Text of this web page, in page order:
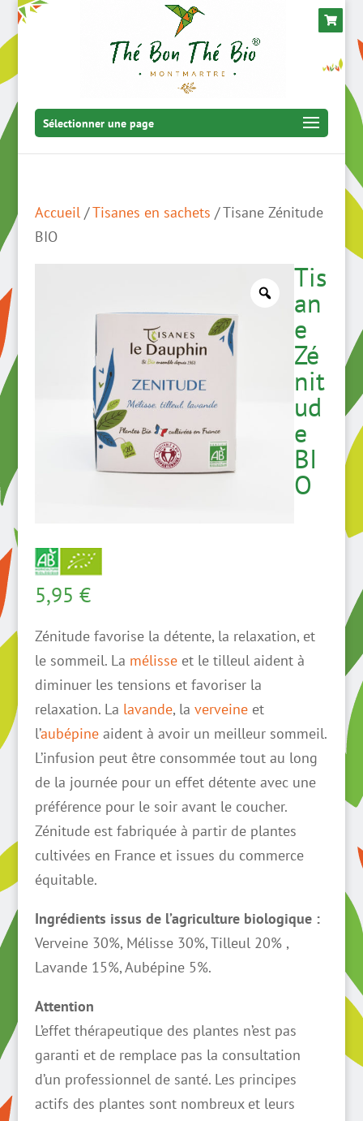
Sélectionner une page
Accueil/Tisanes en sachets / Tisane Zénitude
BIO
Tis
an
e
Zé
nit
ud
e
BI
O
5,95 €
Zénitude favorise la détente, la relaxation, et
le sommeil. La mélisseet le tilleul aident à
diminuer les tensions et favoriser la
relaxation. La lavande, la verveineet
l’aubépineaident à avoir un meilleur sommeil.
L’infusion peut être consommée tout au long
de la journée pour un effet détente avec une
préférence pour le soir avant le coucher.
Zénitude est fabriquée à partir de plantes
cultivées en France et issues du commerce
équitable.
Ingrédients issus de l’agriculture biologique :
Verveine 30%, Mélisse 30%, Tilleul 20% ,
Lavande 15%, Aubépine 5%.
Attention
L’effet thérapeutique des plantes n’est pas
garanti et de remplace pas la consultation
d’un professionnel de santé. Les principes
actifs des plantes sont nombreux et leurs